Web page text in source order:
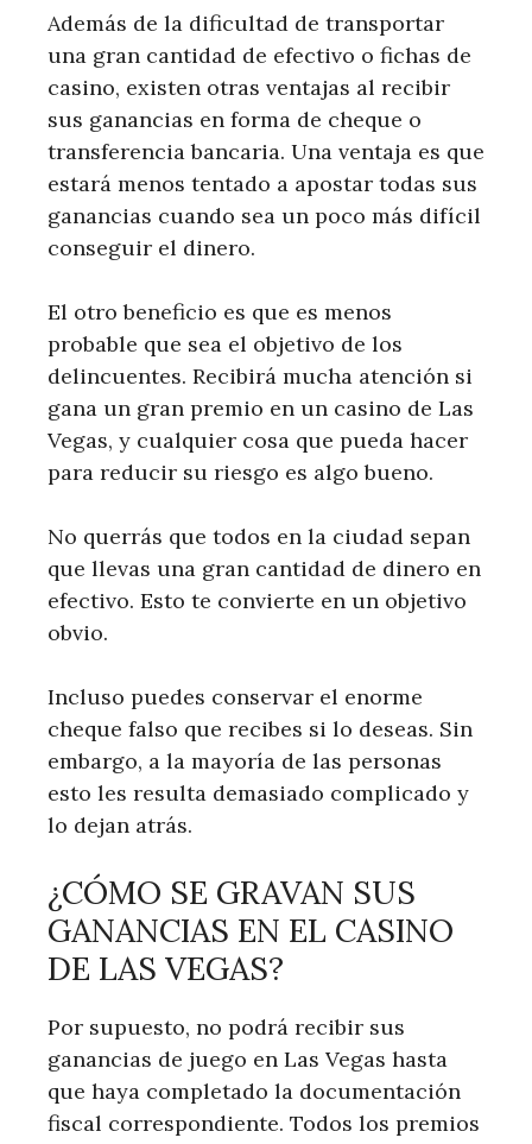
Además de la dificultad de transportar
una gran cantidad de efectivo o fichas de
casino, existen otras ventajas al recibir
sus ganancias en forma de cheque o
transferencia bancaria. Una ventaja es que
estará menos tentado a apostar todas sus
ganancias cuando sea un poco más difícil
conseguir el dinero.
El otro beneficio es que es menos
probable que sea el objetivo de los
delincuentes. Recibirá mucha atención si
gana un gran premio en un casino de Las
Vegas, y cualquier cosa que pueda hacer
para reducir su riesgo es algo bueno.
No querrás que todos en la ciudad sepan
que llevas una gran cantidad de dinero en
efectivo. Esto te convierte en un objetivo
obvio.
Incluso puedes conservar el enorme
cheque falso que recibes si lo deseas. Sin
embargo, a la mayoría de las personas
esto les resulta demasiado complicado y
lo dejan atrás.
¿CÓMO SE GRAVAN SUS
GANANCIAS EN EL CASINO
DE LAS VEGAS?
Por supuesto, no podrá recibir sus
ganancias de juego en Las Vegas hasta
que haya completado la documentación
fiscal correspondiente. Todos los premios